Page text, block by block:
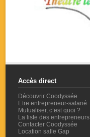
Accès direct
Découvrir Coodyssée
Etre entrepreneur-salarié
Mutualiser, c’est quoi ?
La liste des entrepreneurs
Contacter Coodyssée
Location salle Gap